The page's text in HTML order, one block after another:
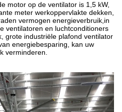
motor op de ventilator is 1,5 kW,
meter werkoppervlakte dekken,
vermogen energieverbruik,in
ventilatoren en luchtconditioners
grote industriële plafond ventilator
energiebesparing, kan uw
verminderen.